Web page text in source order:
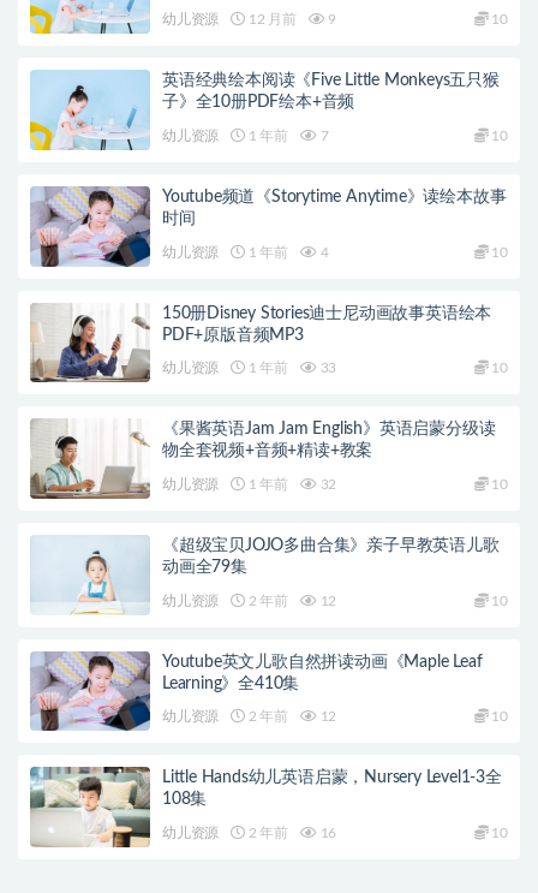
幼儿资源 12 月前 9 10
英语经典绘本阅读《Five Little Monkeys五只猴
子》全10册PDF绘本+音频
幼儿资源 1 年前 7 10
Youtube频道《Storytime Anytime》读绘本故事
时间
幼儿资源 1 年前 4 10
150册Disney Stories迪士尼动画故事英语绘本
PDF+原版音频MP3
幼儿资源 1 年前 33 10
《果酱英语Jam Jam English》英语启蒙分级读
物全套视频+音频+精读+教案
幼儿资源 1 年前 32 10
《超级宝贝JOJO多曲合集》亲子早教英语儿歌
动画全79集
幼儿资源 2 年前 12 10
Youtube英文儿歌自然拼读动画《Maple Leaf
Learning》全410集
幼儿资源 2 年前 12 10
Little Hands幼儿英语启蒙，Nursery Level1-3全
108集
幼儿资源 2 年前 16 10